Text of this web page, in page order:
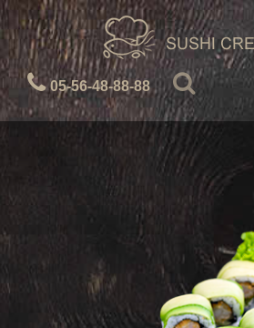
05-56-48-88-88